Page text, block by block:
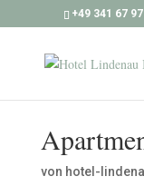
+49 341 67
von hotel-